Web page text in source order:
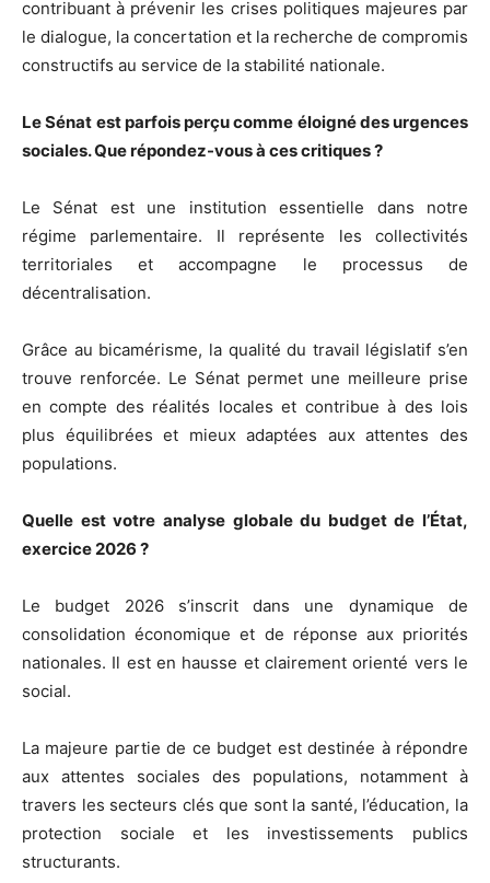
contribuant à prévenir les crises politiques majeures par
le dialogue, la concertation et la recherche de compromis
constructifs au service de la stabilité nationale.
Le Sénat est parfois perçu comme éloigné des urgences
sociales. Que répondez-vous à ces critiques ?
Le Sénat est une institution essentielle dans notre
régime parlementaire. Il représente les collectivités
territoriales et accompagne le processus de
décentralisation.
Grâce au bicamérisme, la qualité du travail législatif s’en
trouve renforcée. Le Sénat permet une meilleure prise
en compte des réalités locales et contribue à des lois
plus équilibrées et mieux adaptées aux attentes des
populations.
Quelle est votre analyse globale du budget de l’État,
exercice 2026 ?
Le budget 2026 s’inscrit dans une dynamique de
consolidation économique et de réponse aux priorités
nationales. Il est en hausse et clairement orienté vers le
social.
La majeure partie de ce budget est destinée à répondre
aux attentes sociales des populations, notamment à
travers les secteurs clés que sont la santé, l’éducation, la
protection sociale et les investissements publics
structurants.